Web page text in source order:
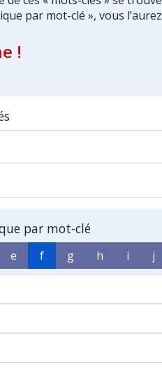
par mot-clé », vous
!
par mot-clé
e f g h i j